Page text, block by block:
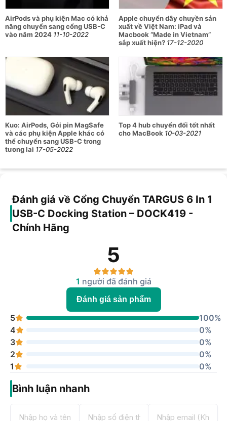
AirPods và phụ kiện Mac có khả
năng chuyển sang cổng USB-C
vào năm 2024 11-10-2022
Apple chuyển dây chuyền sản
xuất về Việt Nam: iPad và
Macbook “Made in Vietnam”
sắp xuất hiện? 17-12-2020
Kuo: AirPods, Gói pin MagSafe
và các phụ kiện Apple khác có
thể chuyển sang USB-C trong
tương lai 17-05-2022
Top 4 hub chuyển đổi tốt nhất
cho MacBook 10-03-2021
Đánh giá về Cổng Chuyển TARGUS 6 In 1
USB-C Docking Station – DOCK419 -
Chính Hãng
5
1 người đã đánh giá
Đánh giá sản phẩm
5
100%
4
0%
3
0%
2
0%
1
0%
Bình luận nhanh